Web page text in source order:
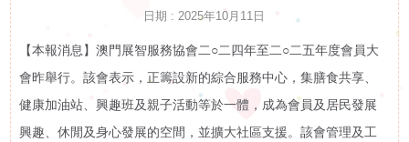
會
最新資訊
復康資訊
日期 : 2025年10月11日
【本報消息】澳門展智服務協會二○二四年至二○二五年度會員大
會昨舉行。該會表示，正籌設新的綜合服務中心，集膳食共享、
健康加油站、興趣班及親子活動等於一體，成為會員及居民發展
興趣、休閒及身心發展的空間，並擴大社區支援。該會管理及工